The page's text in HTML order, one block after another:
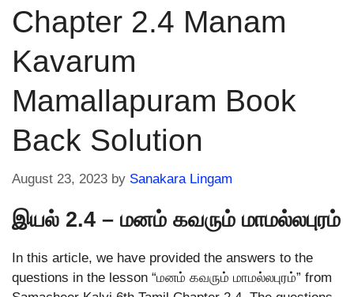
Chapter 2.4 Manam
Kavarum
Mamallapuram Book
Back Solution
August 23, 2023 by Sanakara Lingam
இயல் 2.4 – மனம் கவரும் மாமல்லபுரம்
In this article, we have provided the answers to the
questions in the lesson “மனம் கவரும் மாமல்லபுரம்” from